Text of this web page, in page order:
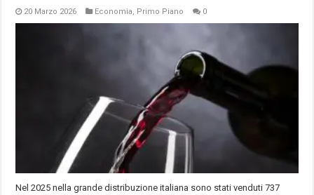
20 Marzo 2026 Economia Primo Piano 0
Nel 2025 nella grande distribuzione italiana sono stati venduti 737